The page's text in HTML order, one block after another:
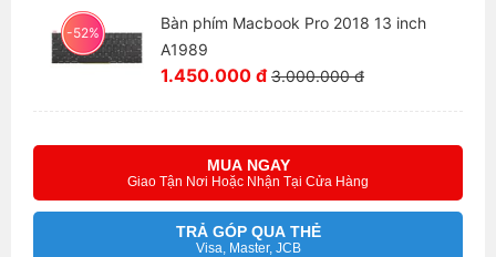
-52%
Bàn phím Macbook Pro 2018 13 inch
A1989
1.450.000 đ 3.000.000 đ
MUA NGAY
Giao Tận Nơi Hoặc Nhận Tại Cửa Hàng
TRẢ GÓP QUA THẺ
Visa, Master, JCB